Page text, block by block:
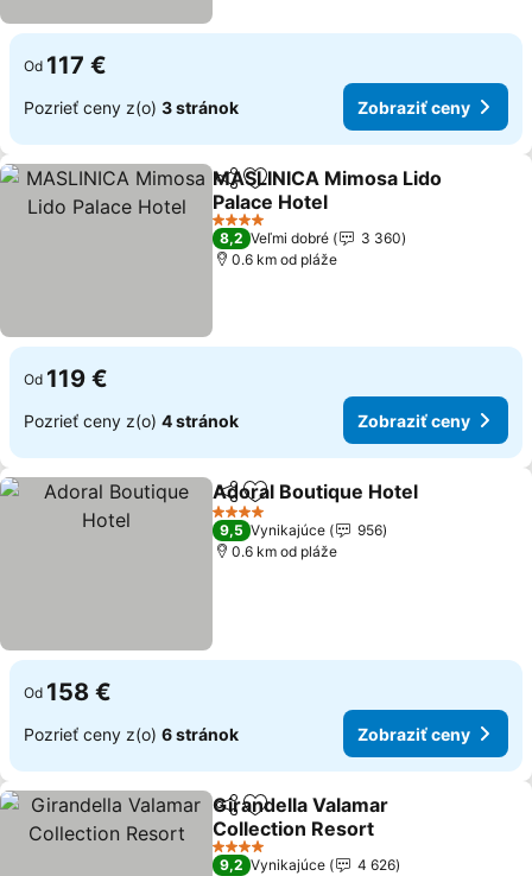
Od 117 €
Pozrieť ceny z(o) 3 stránok Zobraziť ceny
ZdieľaťPridať do obľúbených
MASLINICA Mimosa Lido
Palace Hotel
Zobraziť ceny
4 Počet hviezdičiek
8,2 Veľmi dobré
3 360
0.6 km od pláže
Od 119 €
Pozrieť ceny z(o) 4 stránok Zobraziť ceny
ZdieľaťPridať do obľúbených
Adoral Boutique Hotel
4 Počet hviezdičiek
9,5 Vynikajúce
956
0.6 km od pláže
Od 158 €
Pozrieť ceny z(o) 6 stránok Zobraziť ceny
ZdieľaťPridať do obľúbených
Girandella Valamar
Collection Resort
Zobraziť ceny
4 Počet hviezdičiek
9,2 Vynikajúce
4 626